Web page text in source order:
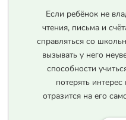
Если ребёнок не
чтения, письма и
справляться со
вызывать у него
способности
потерять интерес
отразится на его